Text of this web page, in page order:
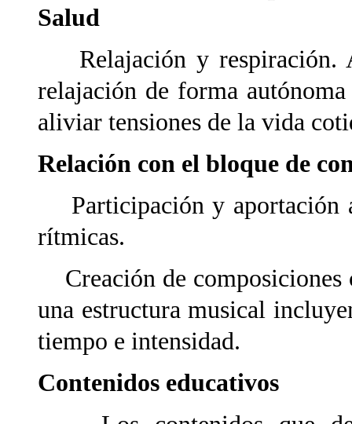
Salud
Relajación y respiración.
relajación de forma
aliviar tensiones de la vida
Relación con el bloque de
Participación y aportación
rítmicas.
Creación de composiciones
una estructura musical
tiempo e intensidad.
Contenidos educativos